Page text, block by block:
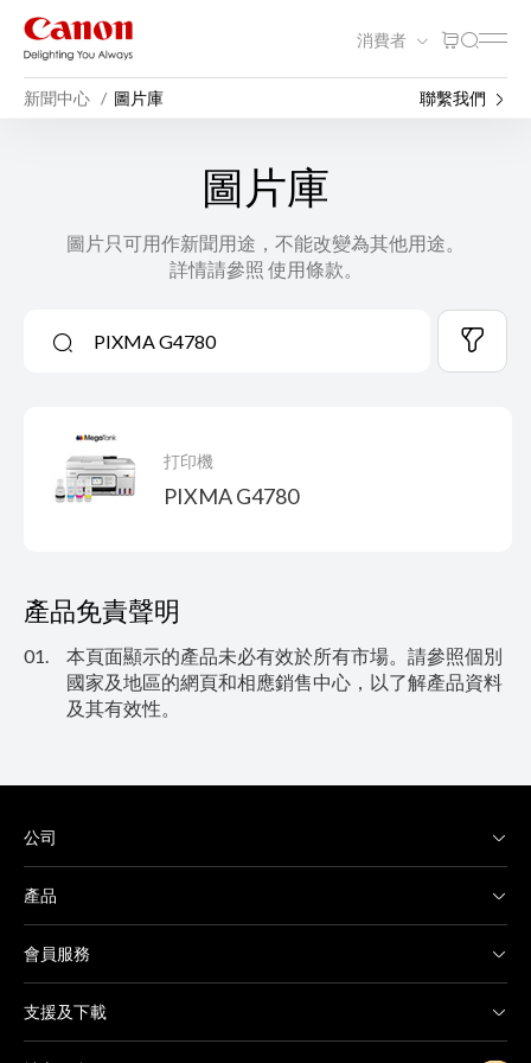
消費者
新聞中心 圖片庫 聯繫我們
圖片庫
圖片只可用作新聞用途，不能改變為其他用途。
詳情請參照 使用條款。
打印機
PIXMA G4780
產品免責聲明
01.
本頁面顯示的產品未必有效於所有市場。請參照個別
國家及地區的網頁和相應銷售中心，以了解產品資料
及其有效性。
公司
產品
會員服務
支援及下載